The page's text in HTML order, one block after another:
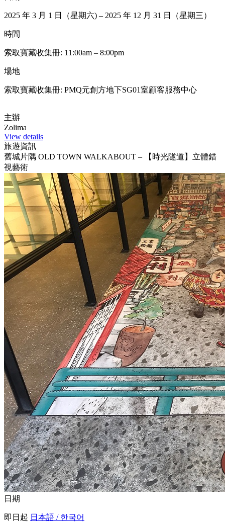
2025 年 3 月 1 日（星期六) – 2025 年 12 月 31 日（星期三）
時間
索取寶藏收集冊: 11:00am – 8:00pm
場地
索取寶藏收集冊: PMQ元創方地下SG01室顧客服務中心
主辦
Zolima
View details
旅遊資訊
舊城片隅 OLD TOWN WALKABOUT – 【時光隧道】立體錯
視藝術
日期
即日起 日本語 / 한국어